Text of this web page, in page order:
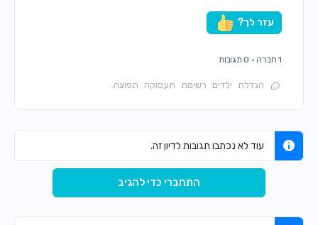
עזר לך?
· 0 תגובות
הגדלת ילדים רשימת תעסוקה תפוצה.
עוד לא נכתבו תגובות לדיון זה.
התחברי כדי להגיב